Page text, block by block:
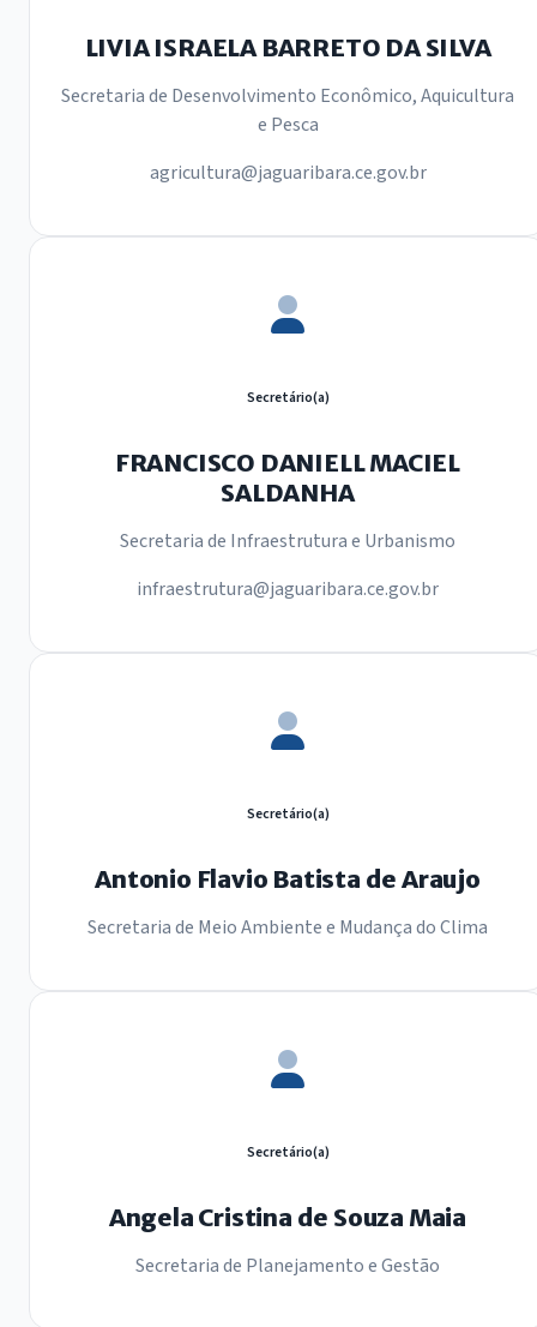
LIVIA ISRAELA BARRETO DA SILVA
Secretaria de Desenvolvimento Econômico, Aquicultura
e Pesca
agricultura@jaguaribara.ce.gov.br
Secretário(a)
FRANCISCO DANIELL MACIEL
SALDANHA
Secretaria de Infraestrutura e Urbanismo
infraestrutura@jaguaribara.ce.gov.br
Secretário(a)
Antonio Flavio Batista de Araujo
Secretaria de Meio Ambiente e Mudança do Clima
Secretário(a)
Angela Cristina de Souza Maia
Secretaria de Planejamento e Gestão